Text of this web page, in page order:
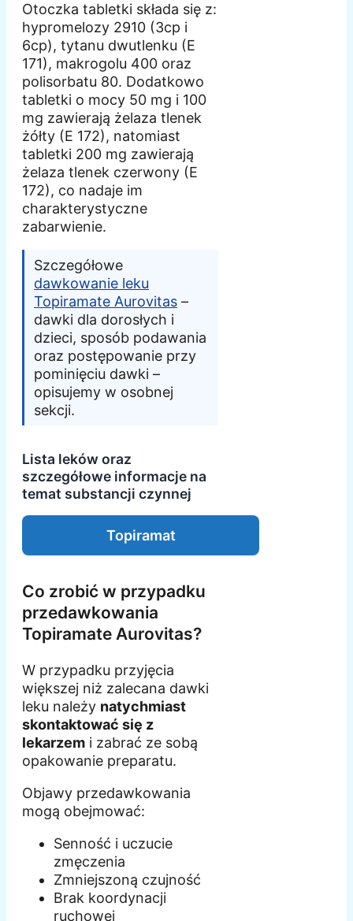
Otoczka tabletki składa się z:
hypromelozy 2910 (3cp i
6cp), tytanu dwutlenku (E
171), makrogolu 400 oraz
polisorbatu 80. Dodatkowo
tabletki o mocy 50 mg i 100
mg zawierają żelaza tlenek
żółty (E 172), natomiast
tabletki 200 mg zawierają
żelaza tlenek czerwony (E
172), co nadaje im
charakterystyczne
zabarwienie.
Szczegółowe
dawkowanie leku
Topiramate Aurovitas –
dawki dla dorosłych i
dzieci, sposób podawania
oraz postępowanie przy
pominięciu dawki –
opisujemy w osobnej
sekcji.
Lista leków oraz
szczegółowe informacje na
temat substancji czynnej
Topiramat
Co zrobić w przypadku
przedawkowania
Topiramate Aurovitas?
W przypadku przyjęcia
większej niż zalecana dawki
leku należy natychmiast
skontaktować się z
lekarzem i zabrać ze sobą
opakowanie preparatu.
Objawy przedawkowania
mogą obejmować:
Senność i uczucie
zmęczenia
Zmniejszoną czujność
Brak koordynacji
ruchowej